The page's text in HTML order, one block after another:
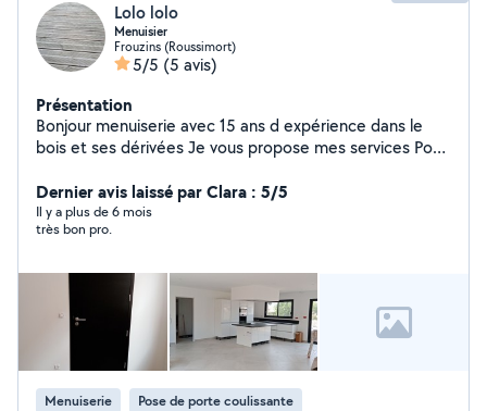
Lolo lolo
Menuisier
Frouzins (Roussimort)
5/5 (5 avis)
Présentation
Bonjour menuiserie avec 15 ans d expérience dans le
bois et ses dérivées Je vous propose mes services Pose
bois, réglage de porte, changement vitrage et
réparation aménagement de placard et création de
dressing ou autre Pose parquet et plinthe, lambris et
pose Pose de porte intérieure, coulissante, galandage
et fin de chantier Équipé de nombreux outils
professionnels. Si vous m'envoyer des messages privé
pour des demandes n'hésitez pas me laisser vos
coordonnées téléphonique
Dernier avis laissé par Clara : 5/5
Il y a plus de 6 mois
très bon pro.
Menuiserie Pose de porte coulissante